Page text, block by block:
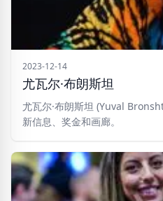
2023-12-14
尤瓦尔·布朗斯坦
尤瓦尔·布朗斯坦 (Yuval
新信息、奖金和画廊。